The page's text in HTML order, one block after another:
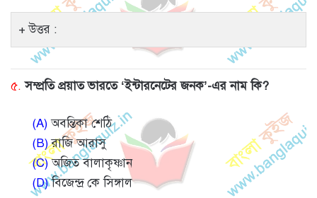
উত্তর :
৫. সম্প্রতি প্রয়াত ভারতে ‘ইন্টারনেটের জনক’-এর নাম কি?
(A)অবন্তিকা শেঠি
(B)রাজি আরাসু
(C)অজিত বালাকৃষ্ণান
(D)বিজেন্দ্র কে সিঙ্গাল